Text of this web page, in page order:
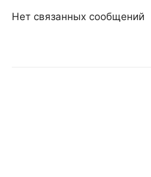
Нет связанных сообщений